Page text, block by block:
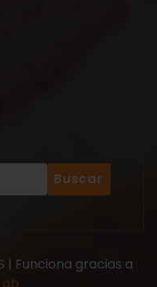
| Funciona gracias a